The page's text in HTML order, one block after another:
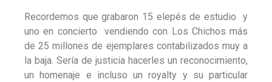
Recordemos que grabaron 15 elepés de estudio y
uno en concierto vendiendo con Los Chichos más
de 25 millones de ejemplares contabilizados muy a
la baja. Sería de justicia hacerles un reconocimiento,
un homenaje e incluso un royalty y su particular